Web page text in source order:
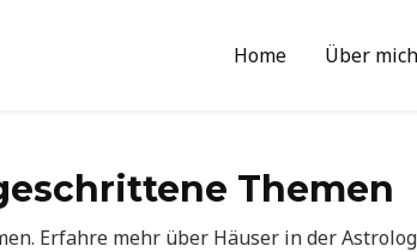
Home Über mich
Themen
Erfahre mehr über Häuser in der